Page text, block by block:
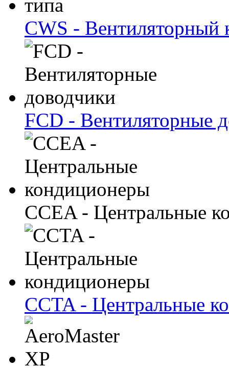
CWS - Вентиляторный
FCD - Вентиляторные
CCEA - Центральные
CCTA - Центральные